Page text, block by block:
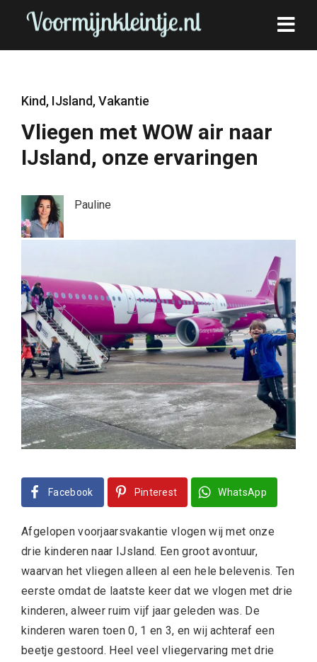
Kind, IJsland,Vakantie
Vliegen met WOW air naar
IJsland, onze ervaringen
Pauline
Facebook Pinterest WhatsApp
Afgelopen voorjaarsvakantie vlogen wij met onze
drie kinderen naar IJsland. Een groot avontuur,
waarvan het vliegen alleen al een hele belevenis. Ten
eerste omdat de laatste keer dat we vlogen met drie
kinderen, alweer ruim vijf jaar geleden was. De
kinderen waren toen 0, 1 en 3, en wij achteraf een
beetje gestoord. Heel veel vliegervaring met drie